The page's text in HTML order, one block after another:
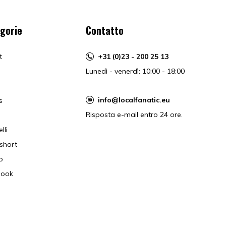
Contatto
+31 (0)23 - 200 25 13
Lunedì - venerdì: 10:00 - 18:00
info@localfanatic.eu
Risposta e-mail entro 24 ore.